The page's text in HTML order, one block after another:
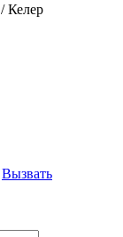
/ Келер
Вызвать